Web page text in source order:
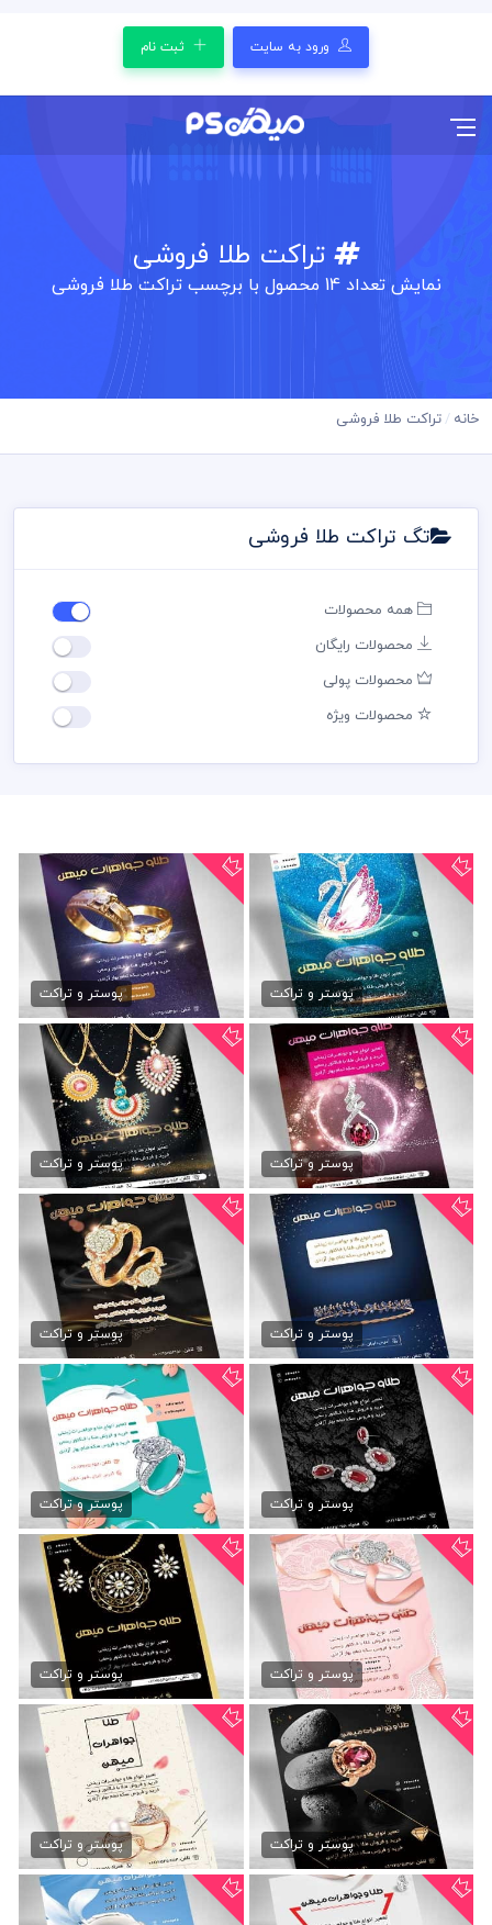
ورود به سایت ثبت نام
تراکت طلا فروشی
نمایش تعداد14 محصول با برچسب تراکت طلا فروشی
خانه تراکت طلا فروشی
تگ تراکت طلا فروشی
همه محصولات
محصولات رایگان
محصولات پولی
محصولات ویژه
تراکت گالری طلا
79,000 تومان پوستر و تراکت
دانلود تراکت طلا و جواهرات
79,000 تومان پوستر و تراکت
طرح تراکت طلا و جواهرات
79,000 تومان پوستر و تراکت
طرح تراکت گالری جواهرات
79,000 تومان پوستر و تراکت
تراکت جواهر فروشی psd
79,000 تومان پوستر و تراکت
دانلود تراکت جواهر فروشی
79,000 تومان پوستر و تراکت
طرح تراکت جواهر فروشی
79,000 تومان پوستر و تراکت
طرح تراکت طلا و جواهری
79,000 تومان پوستر و تراکت
تراکت طلا و جواهری لایه باز
79,000 تومان پوستر و تراکت
تراکت لایه باز طلا فروشی
79,000 تومان پوستر و تراکت
دانلود تراکت طلا فروشی
79,000 تومان پوستر و تراکت
طرح تراکت طلا فروشی
79,000 تومان پوستر و تراکت